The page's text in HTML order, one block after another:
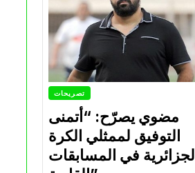
تصريحات
مضوي يصرّح: “أتمنى
التوفيق لممثلي الكرة
الجزائرية في المسابقات